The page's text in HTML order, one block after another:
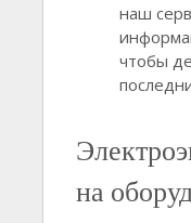
наш
чтобы
на